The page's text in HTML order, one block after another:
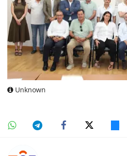
Unknown